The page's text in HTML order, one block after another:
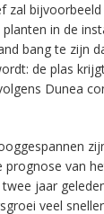
zal
in de
bang te zijn
de plas
Dunea
prognose van
jaar
veel